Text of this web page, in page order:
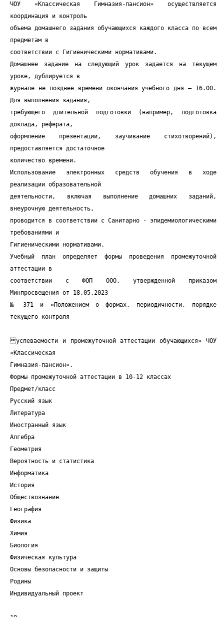
ЧОУ «Классическая Гимназия-пансион» осуществляется
координация и контроль
объема домашнего задания обучающихся каждого класса по всем
предметам в
соответствии с Гигиеническими нормативами.
Домашнее задание на следующий урок задается на текущем
уроке, дублируется в
журнале не позднее времени окончания учебного дня – 16.00.
Для выполнения задания,
требующего длительной подготовки (например, подготовка
доклада, реферата,
оформление презентации, заучивание стихотворений),
предоставляется достаточное
количество времени.
Использование электронных средств обучения в ходе
реализации образовательной
деятельности, включая выполнение домашних заданий,
внеурочную деятельность,
проводится в соответствии с Санитарно - эпидемиологическими
требованиями и
Гигиеническими нормативами.
Учебный план определяет формы проведения промежуточной
аттестации в
соответствии с ФОП ООО, утвержденной приказом
Минпросвещения от 18.05.2023
№ 371 и «Положением о формах, периодичности, порядке
текущего контроля
успеваемости и промежуточной аттестации обучающихся» ЧОУ
«Классическая
Гимназия-пансион».
Формы промежуточной аттестации в 10-12 классах
Предмет/класс
Русский язык
Литература
Иностранный язык
Алгебра
Геометрия
Вероятность и статистика
Информатика
История
Обществознание
География
Физика
Химия
Биология
Физическая культура
Основы безопасности и защиты
Родины
Индивидуальный проект